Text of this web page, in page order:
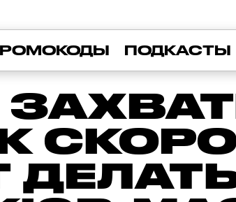
ПОДКАСТЫ